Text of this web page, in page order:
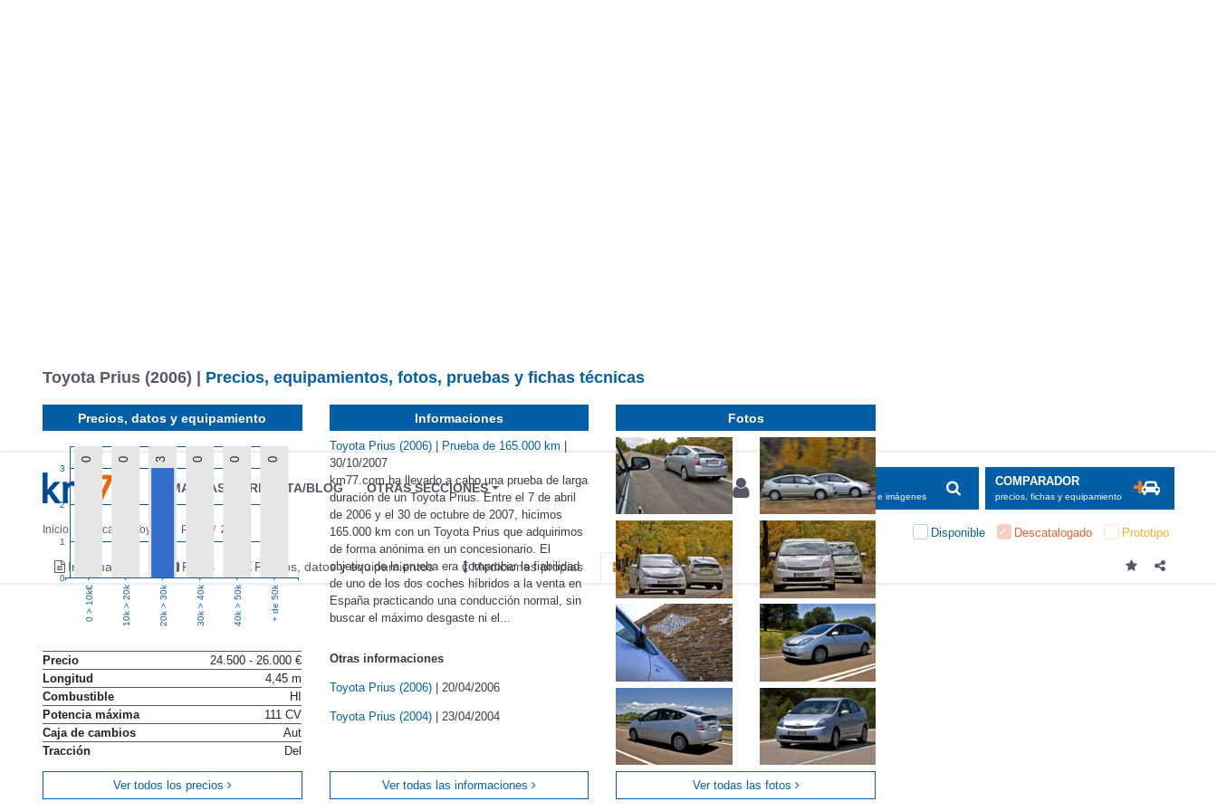
MARCAS REVISTA/BLOG OTRAS SECCIONES BUSCADOR
informaciones, fichas e imágenes
COMPARADOR
precios, fichas y equipamiento
Inicio Marcas Toyota Prius 2006 Disponible Descatalogado Prototipo
Información Fotos Precios, datos y equipamientos Mediciones propias Todo
Toyota Prius (2006) | Precios, equipamientos, fotos, pruebas y fichas técnicas
Precios, datos y equipamiento
0
1
2
3
0 0 3 0 0 0
0 > 10k€ 10k > 20k 20k > 30k 30k > 40k 40k > 50k + de 50k
Precio
24.500 - 26.000 €
Longitud
4,45 m
Combustible
HI
Potencia máxima
111 CV
Caja de cambios
Aut
Tracción
Del
Ver todos los precios
Informaciones
Toyota Prius (2006) | Prueba de 165.000 km |
30/10/2007
km77.com ha llevado a cabo una prueba de larga
duración de un Toyota Prius. Entre el 7 de abril
de 2006 y el 30 de octubre de 2007, hicimos
165.000 km con un Toyota Prius que adquirimos
de forma anónima en un concesionario. El
objetivo de la prueba era comprobar la fiabilidad
de uno de los dos coches híbridos a la venta en
España practicando una conducción normal, sin
buscar el máximo desgaste ni el...
Otras informaciones
Toyota Prius (2006) | 20/04/2006
Toyota Prius (2004) | 23/04/2004
Ver todas las informaciones
Fotos
Ver todas las fotos